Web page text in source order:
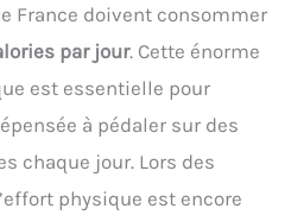
France doivent consommer
par jour. Cette énorme
est essentielle pour
à pédaler sur des
chaque jour. Lors des
physique est encore